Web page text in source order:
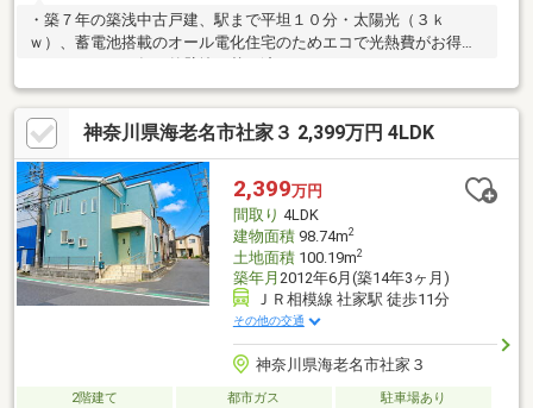
・築７年の築浅中古戸建、駅まで平坦１０分・太陽光（３ｋ
ｗ）、蓄電池搭載のオール電化住宅のためエコで光熱費がお得で
デッキもございます。
神奈川県海老名市社家３ 2,399万円 4LDK
2,399万円
間取り 4LDK
建物面積98.74m2
土地面積100.19m2
築年月 2012年6月(築14年3ヶ月)
ＪＲ相模線 社家駅 徒歩11分
その他の交通
神奈川県海老名市社家３
2階建て 都市ガス
駐車場あり